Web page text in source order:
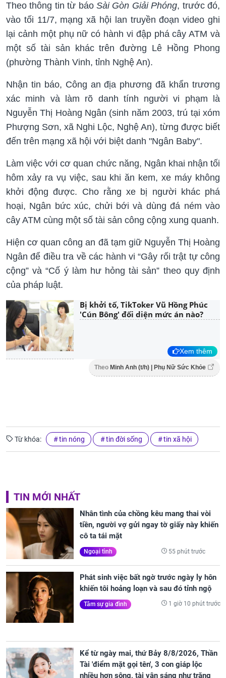
Theo thông tin từ báo Sài Gòn Giải Phóng, trước đó,
vào tối 11/7, mạng xã hội lan truyền đoạn video ghi
lại cảnh một phụ nữ có hành vi đập phá cây ATM và
một số tài sản khác trên đường Lê Hồng Phong
(phường Thành Vinh, tỉnh Nghệ An).
Nhận tin báo, Công an địa phương đã khẩn trương
xác minh và làm rõ danh tính người vi phạm là
Nguyễn Thị Hoàng Ngân (sinh năm 2003, trú tại xóm
Phượng Sơn, xã Nghi Lộc, Nghệ An), từng được biết
đến trên mạng xã hội với biệt danh "Ngân Baby".
Làm việc với cơ quan chức năng, Ngân khai nhận tối
hôm xảy ra vụ việc, sau khi ăn kem, xe máy không
khởi động được. Cho rằng xe bị người khác phá
hoại, Ngân bức xúc, chửi bới và dùng đá ném vào
cây ATM cùng một số tài sản công cộng xung quanh.
Hiện cơ quan công an đã tạm giữ Nguyễn Thị Hoàng
Ngân để điều tra về các hành vi “Gây rối trật tự công
cộng” và “Cố ý làm hư hỏng tài sản” theo quy định
của pháp luật.
Bị khởi tố, TikToker Vũ Hồng Phúc
'Cún Bông' đối diện mức án nào?
Xem thêm
Theo Minh Anh (t/h) | Phụ Nữ Sức Khỏe
Từ khóa: tin nóng tin đời sống tin xã hội
TIN MỚI NHẤT
Nhân tình của chồng kêu mang thai vòi
tiền, người vợ gửi ngay tờ giấy này khiến
cô ta tái mặt
Ngoại tình 55 phút trước
Phát sinh việc bất ngờ trước ngày ly hôn
khiến tôi hoảng loạn và sau đó tỉnh ngộ
Tâm sự gia đình 1 giờ 10 phút trước
Kể từ ngày mai, thứ Bảy 8/8/2026, Thần
Tài 'điểm mặt gọi tên', 3 con giáp lộc
nhiều hơn sông, tài vận sáng như trăng